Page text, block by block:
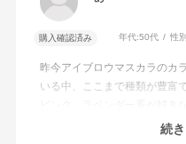
購入確認済み 年代:50代 性
昨今アイブロウマスカラのカ
いる中、ここまで種類が豊富
少し液がつきすぎになって修
続